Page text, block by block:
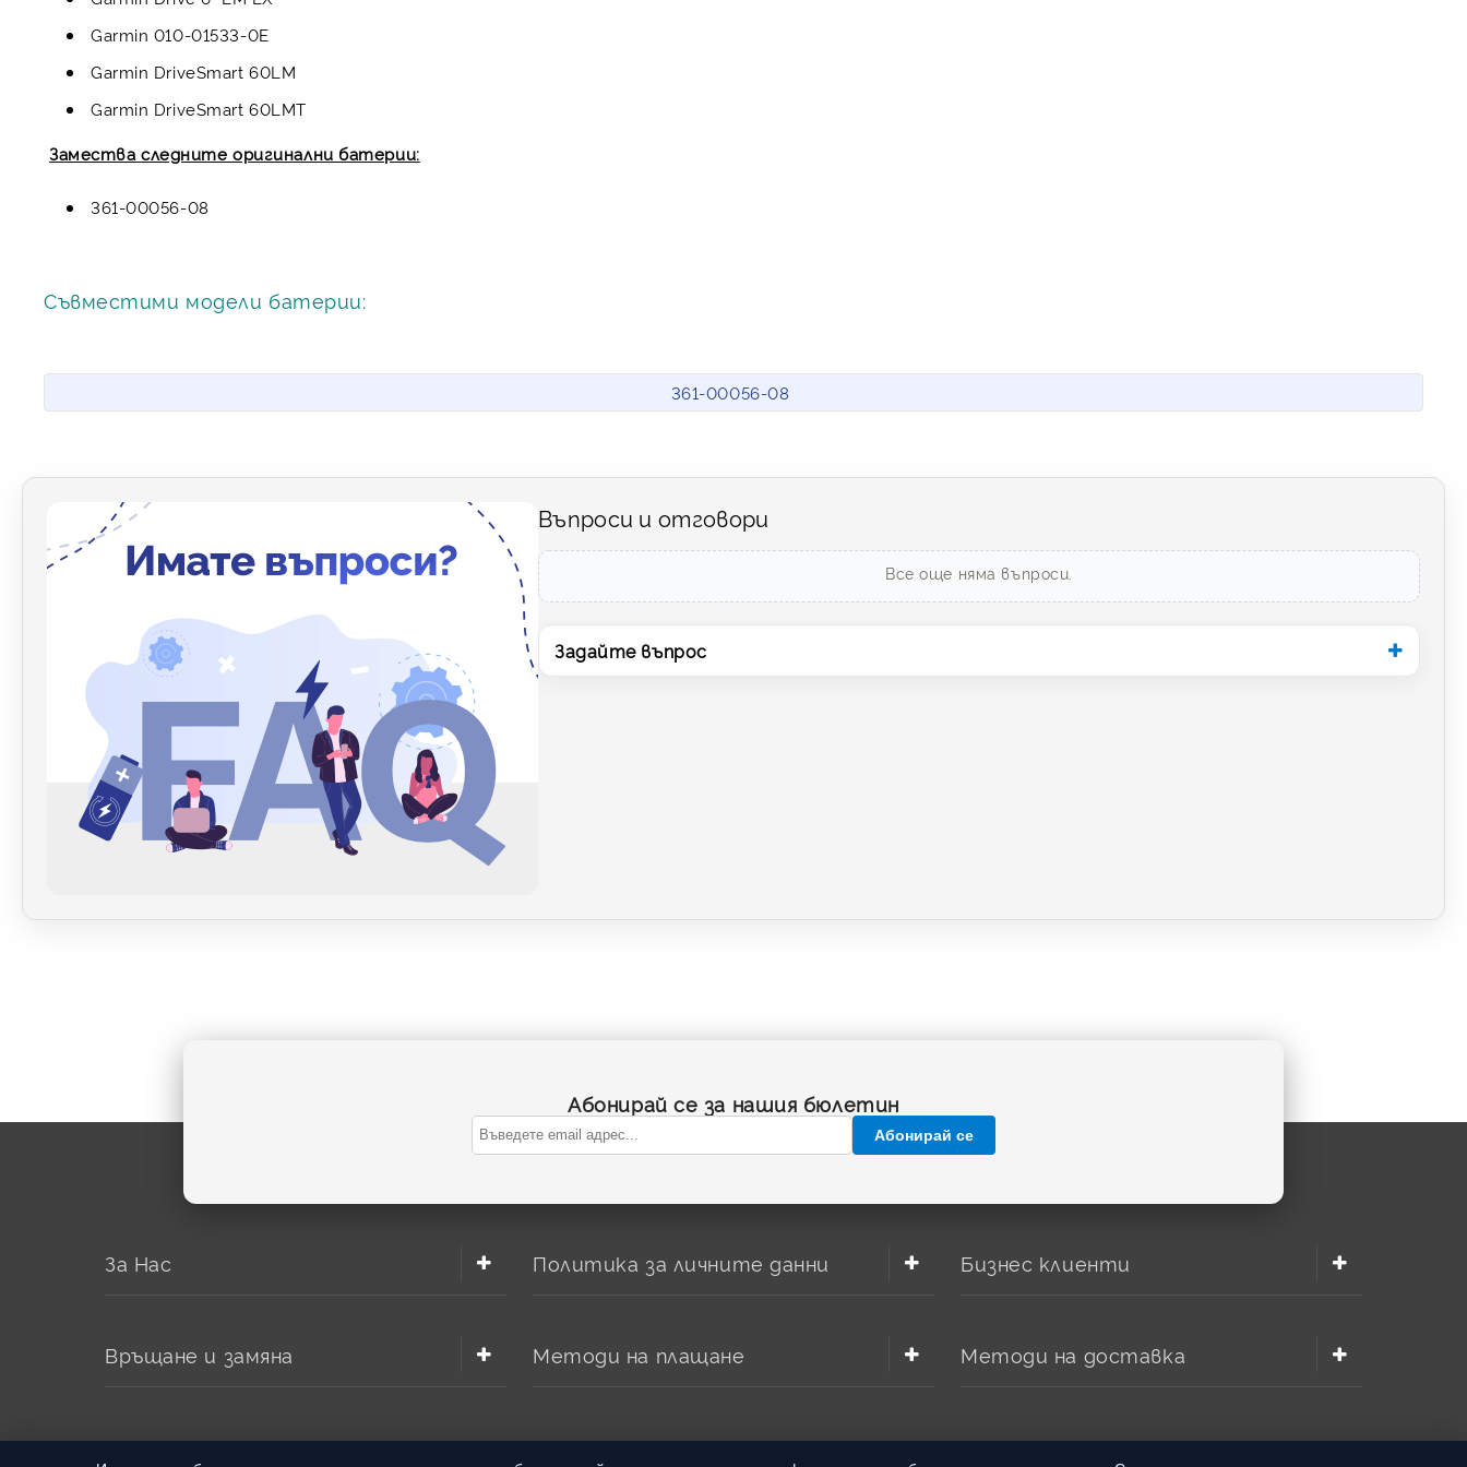
Garmin 010-01533-0E
Garmin DriveSmart 60LM
Garmin DriveSmart 60LMT
Замества следните оригинални батерии:
361-00056-08
Съвместими модели батерии:
361-00056-08
Въпроси и отговори
Все още няма въпроси.
Задайте въпрос
Абонирай се за нашия бюлетин
Абонирай се
За Нас Политика за личните данни Бизнес клиенти
Връщане и замяна Методи на плащане Методи на доставка